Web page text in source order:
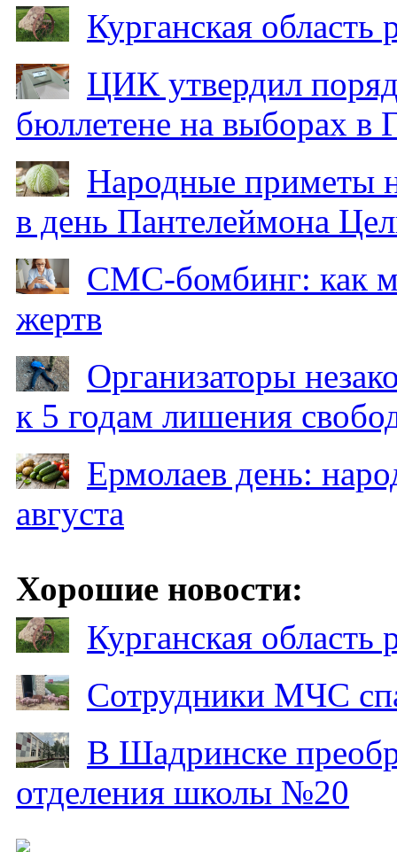
Курганская
ЦИК утвердил
бюллетене на выборах в
Народные приметы
в день Пантелеймона
СМС-бомбинг: как
жертв
Организаторы
к 5 годам лишения
Ермолаев день:
августа
Хорошие новости:
Курганская
Сотрудники МЧС
В Шадринске
отделения школы №20